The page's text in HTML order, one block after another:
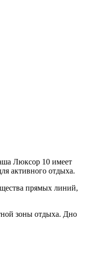
Люксор 10 имеет
активного отдыха.
прямых линий,
зоны отдыха. Дно